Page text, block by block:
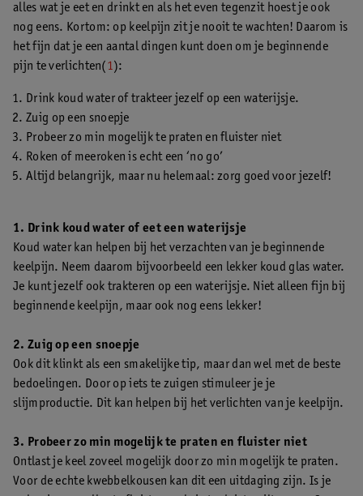
alles wat je eet en drinkt en als het even tegenzit hoest je ook
nog eens. Kortom: op keelpijn zit je nooit te wachten! Daarom is
het fijn dat je een aantal dingen kunt doen om je beginnende
pijn te verlichten(1):
Drink koud water of trakteer jezelf op een waterijsje.
Zuig op een snoepje
Probeer zo min mogelijk te praten en fluister niet
Roken of meeroken is echt een ‘no go’
Altijd belangrijk, maar nu helemaal: zorg goed voor jezelf!
1. Drink koud water of eet een waterijsje
Koud water kan helpen bij het verzachten van je beginnende
keelpijn. Neem daarom bijvoorbeeld een lekker koud glas water.
Je kunt jezelf ook trakteren op een waterijsje. Niet alleen fijn bij
beginnende keelpijn, maar ook nog eens lekker!
2. Zuig op een snoepje
Ook dit klinkt als een smakelijke tip, maar dan wel met de beste
bedoelingen. Door op iets te zuigen stimuleer je je
slijmproductie. Dit kan helpen bij het verlichten van je keelpijn.
3. Probeer zo min mogelijk te praten en fluister niet
Ontlast je keel zoveel mogelijk door zo min mogelijk te praten.
Voor de echte kwebbelkousen kan dit een uitdaging zijn. Is je